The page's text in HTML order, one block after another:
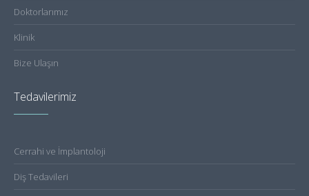
Doktorlarımız
Klinik
Bize Ulaşın
Tedavilerimiz
Cerrahi ve İmplantoloji
Diş Tedavileri